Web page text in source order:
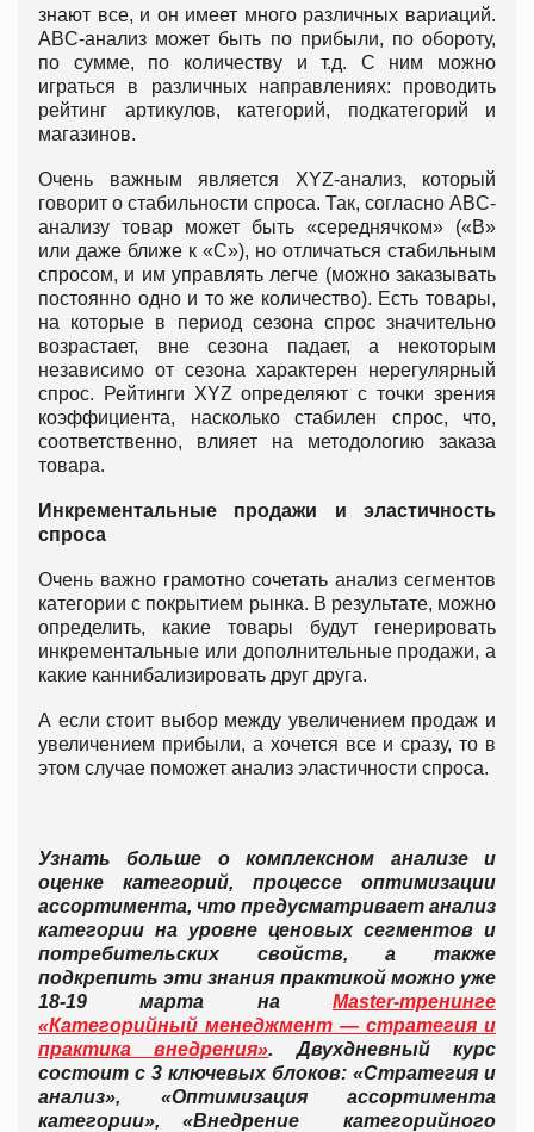
знают все, и он имеет много различных вариаций.
ABC-анализ может быть по прибыли, по обороту,
по сумме, по количеству и т.д. С ним можно
играться в различных направлениях: проводить
рейтинг артикулов, категорий, подкатегорий и
магазинов.
Очень важным является XYZ-анализ, который
говорит о стабильности спроса. Так, согласно ABC-
анализу товар может быть «середнячком» («В»
или даже ближе к «С»), но отличаться стабильным
спросом, и им управлять легче (можно заказывать
постоянно одно и то же количество). Есть товары,
на которые в период сезона спрос значительно
возрастает, вне сезона падает, а некоторым
независимо от сезона характерен нерегулярный
спрос. Рейтинги XYZ определяют с точки зрения
коэффициента, насколько стабилен спрос, что,
соответственно, влияет на методологию заказа
товара.
Инкрементальные продажи и эластичность
спроса
Очень важно грамотно сочетать анализ сегментов
категории с покрытием рынка. В результате, можно
определить, какие товары будут генерировать
инкрементальные или дополнительные продажи, а
какие каннибализировать друг друга.
А если стоит выбор между увеличением продаж и
увеличением прибыли, а хочется все и сразу, то в
этом случае поможет анализ эластичности спроса.
Узнать больше о комплексном анализе и
оценке категорий, процессе оптимизации
ассортимента, что предусматривает анализ
категории на уровне ценовых сегментов и
потребительских свойств, а также
подкрепить эти знания практикой можно уже
18-19 марта на Master-тренинге
«Категорийный менеджмент — стратегия и
практика внедрения». Двухдневный курс
состоит с 3 ключевых блоков: «Стратегия и
анализ», «Оптимизация ассортимента
категории», «Внедрение категорийного